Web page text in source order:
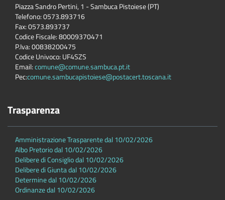
Piazza Sandro Pertini, 1 - Sambuca Pistoiese (PT)
Telefono: 0573.893716
Fax: 0573.893737
Codice Fiscale: 80009370471
P.Iva: 00838200475
Codice Univoco: UF4SZS
Email:comune@comune.sambuca.pt.it
Pec:comune.sambucapistoiese@postacert.toscana.it
Trasparenza
Amministrazione Trasparente dal 10/02/2026
Albo Pretorio dal 10/02/2026
Delibere di Consiglio dal 10/02/2026
Delibere di Giunta dal 10/02/2026
Determine dal 10/02/2026
Ordinanze dal 10/02/2026